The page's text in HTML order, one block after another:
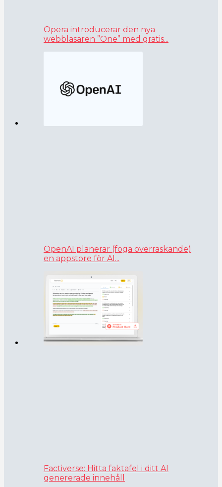
Opera introducerar den nya
webbläsaren ”One” med gratis...
OpenAI planerar (föga överraskande)
en appstore för AI...
Factiverse: Hitta faktafel i ditt AI
genererade innehåll